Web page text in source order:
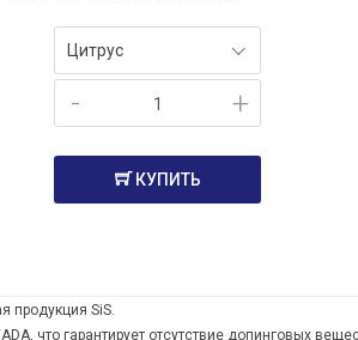
Цитрус
+
-
КУПИТЬ
продукция SiS.
что гарантирует отсутствие допинговых